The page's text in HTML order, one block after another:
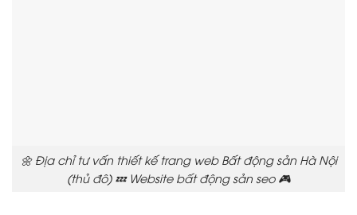
🌼 Địa chỉ tư vấn thiết kế trang web Bất động sản Hà Nội
(thủ đô) 💤 Website bất động sản seo 🎮